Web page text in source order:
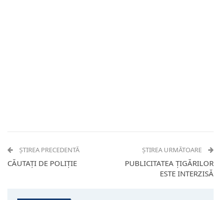
ȘTIREA PRECEDENTĂ
CĂUTAȚI DE POLIȚIE
ȘTIREA URMĂTOARE
PUBLICITATEA ȚIGĂRILOR
ESTE INTERZISĂ